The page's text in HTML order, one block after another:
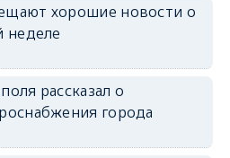
хорошие новости о
неделе
рассказал о
города